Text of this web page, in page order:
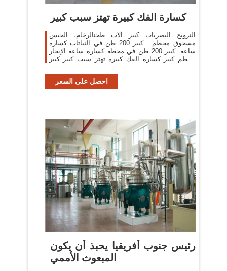
كسارة الفك كبيرة تهتز سبب كبير
النرويج البصريات كبير آلات طحنالرخام، الجبس
مسحوق محطم . كبير 200 طن في النباتات كسارة
ساعة. كبير 200 طن في محطة كسارة ساعة الإيجار
محطم كبير كسارة الفك كبيرة تهتز سبب كبير كبير
احصل على السعر
رئيس جنوب أفريقيا يحبذ أن يكون
المبعوث الأممي